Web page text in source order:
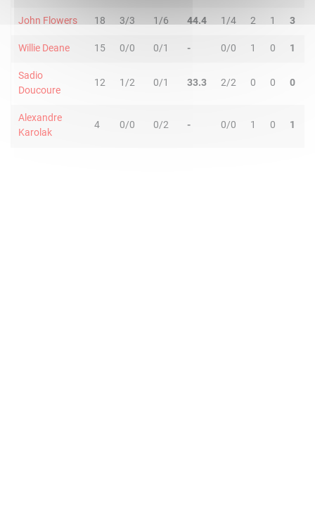
John Flowers 18 3/3 1/6 44.4 1/4 2 1 3
Willie Deane 15 0/0 0/1 - 0/0 1 0 1
Sadio
Doucoure
12 1/2 0/1 33.3 2/2 0 0 0
Alexandre
Karolak
4 0/0 0/2 - 0/0 1 0 1